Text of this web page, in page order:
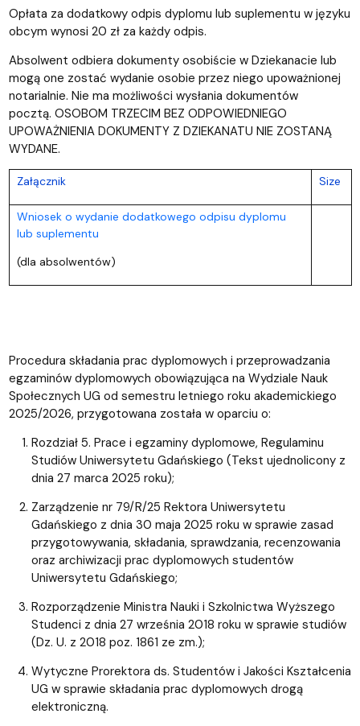
Opłata za dodatkowy odpis dyplomu lub suplementu w języku
obcym wynosi 20 zł za każdy odpis.
Absolwent odbiera dokumenty osobiście w Dziekanacie lub
mogą one zostać wydanie osobie przez niego upoważnionej
notarialnie. Nie ma możliwości wysłania dokumentów
pocztą. OSOBOM TRZECIM BEZ ODPOWIEDNIEGO
UPOWAŻNIENIA DOKUMENTY Z DZIEKANATU NIE ZOSTANĄ
WYDANE.
Załącznik Size
Wniosek o wydanie dodatkowego odpisu dyplomu
lub suplementu
(dla absolwentów)
Procedura składania prac dyplomowych i przeprowadzania
egzaminów dyplomowych obowiązująca na Wydziale Nauk
Społecznych UG od semestru letniego roku akademickiego
2025/2026, przygotowana została w oparciu o:
Rozdział 5. Prace i egzaminy dyplomowe, Regulaminu
Studiów Uniwersytetu Gdańskiego (Tekst ujednolicony z
dnia 27 marca 2025 roku);
Zarządzenie nr 79/R/25 Rektora Uniwersytetu
Gdańskiego z dnia 30 maja 2025 roku w sprawie zasad
przygotowywania, składania, sprawdzania, recenzowania
oraz archiwizacji prac dyplomowych studentów
Uniwersytetu Gdańskiego;
Rozporządzenie Ministra Nauki i Szkolnictwa Wyższego
Studenci z dnia 27 września 2018 roku w sprawie studiów
(Dz. U. z 2018 poz. 1861 ze zm.);
Wytyczne Prorektora ds. Studentów i Jakości Kształcenia
UG w sprawie składania prac dyplomowych drogą
elektroniczną.